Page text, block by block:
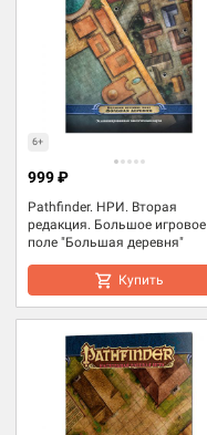
6+
Pathfinder. НРИ. Вторая
редакция. Большое игровое
поле "Большая деревня"
999 ₽
Купить